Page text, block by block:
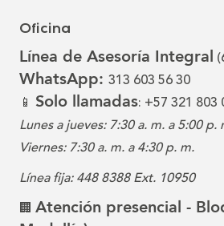
Oficina
Línea de Asesoría Integral
WhatsApp: 313 603 56 30
📱 Solo llamadas: +57 321 803
Lunes a jueves: 7:30 a. m. a 5:00 p.
Viernes: 7:30 a. m. a 4:30 p. m.
Línea fija: 448 8388 Ext. 10950
🏢 Atención presencial -